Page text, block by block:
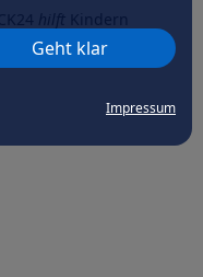
Geht klar
Impressum
hilftder Natur